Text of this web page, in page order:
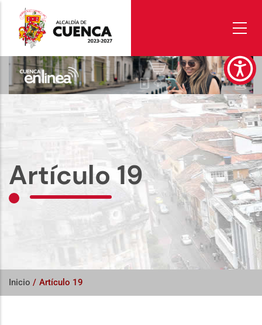
contenido
principal
Artículo 19
Inicio / Artículo 19